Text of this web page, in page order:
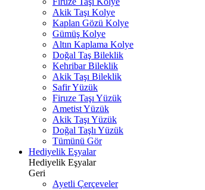
Akik Taşı Kolye
Kaplan Gözü Kolye
Gümüş Kolye
Altın Kaplama Kolye
Doğal Taş Bileklik
Kehribar Bileklik
Akik Taşı Bileklik
Safir Yüzük
Firuze Taşı Yüzük
Ametist Yüzük
Akik Taşı Yüzük
Doğal Taşlı Yüzük
Tümünü Gör
Hediyelik Eşyalar
Hediyelik Eşyalar
Geri
Ayetli Çerçeveler